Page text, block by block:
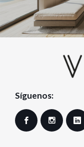
Síguenos:
Facebook